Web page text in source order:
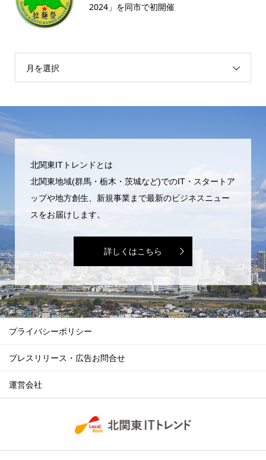
2024」を同市で初開催
月を選択
北関東ITトレンドとは
北関東地域(群馬・栃木・茨城など)でのIT・スタートア
ップや地方創生、新規事業まで最新のビジネスニュー
スをお届けします。
詳しくはこちら
プライバシーポリシー
プレスリリース・広告お問合せ
運営会社